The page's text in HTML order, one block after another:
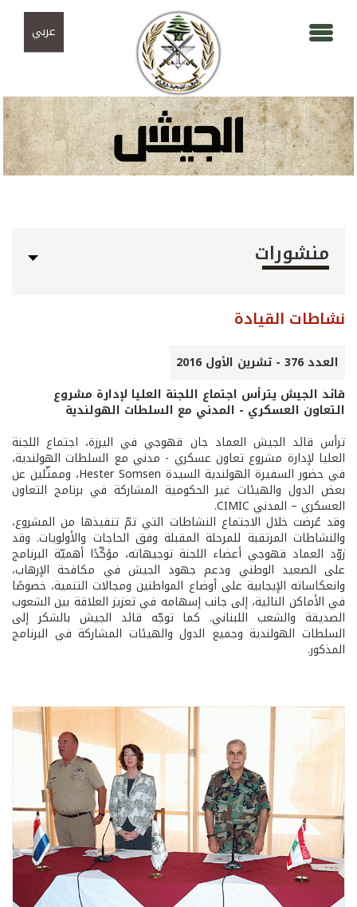
عربي
منشورات
نشاطات القيادة
العدد 376 - تشرين الأول 2016
قائد الجيش يترأس اجتماع اللجنة العليا لإدارة مشروع
التعاون العسكري - المدني مع السلطات الهولندية
ترأس قائد الجيش العماد جان قهوجي في اليرزة، اجتماع اللجنة
العليا لإدارة مشروع تعاون عسكري - مدني مع السلطات الهولندية،
في حضور السفيرة الهولندية السيدة Hester Somsen، وممثّلين عن
بعض الدول والهيئات غير الحكومية المشاركة في برنامج التعاون
العسكري – المدني CIMIC.
وقد عُرضت خلال الاجتماع النشاطات التي تمّ تنفيذها من المشروع،
والنشاطات المرتقبة للمرحلة المقبلة وفق الحاجات والأولويات. وقد
زوّد العماد قهوجي أعضاء اللجنة توجيهاته، مؤكّدًا أهميّة البرنامج
على الصعيد الوطني ودعم جهود الجيش في مكافحة الإرهاب،
وانعكاساته الإيجابية على أوضاع المواطنين ومجالات التنمية، خصوصًا
في الأماكن النائية، إلى جانب إسهامه في تعزيز العلاقة بين الشعوب
الصديقة والشعب اللبناني. كما توجّه قائد الجيش بالشكر إلى
السلطات الهولندية وجميع الدول والهيئات المشاركة في البرنامج
المذكور.